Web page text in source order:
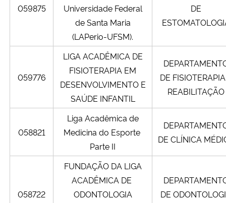
059875
Universidade Federal
de Santa Maria
(LAPerio-UFSM).
DE
059776
LIGA ACADÊMICA DE
FISIOTERAPIA EM
DESENVOLVIMENTO E
SAÚDE INFANTIL
DE
REABILITAÇÃO
058821
Liga Acadêmica de
Medicina do Esporte
Parte II
DE CLÍNICA
058722
FUNDAÇÃO DA LIGA
ACADÊMICA DE
ODONTOLOGIA
DE